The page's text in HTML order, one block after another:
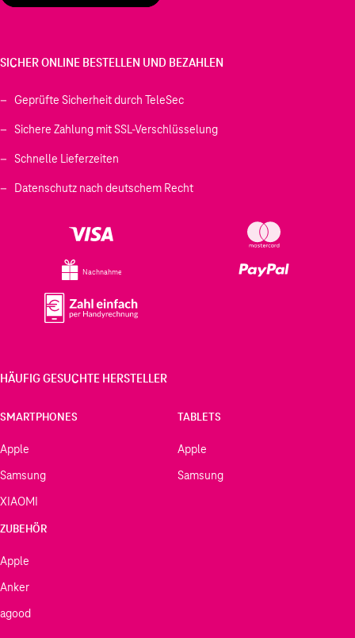
SICHER ONLINE BESTELLEN UND BEZAHLEN
Geprüfte Sicherheit durch TeleSec
Sichere Zahlung mit SSL-Verschlüsselung
Schnelle Lieferzeiten
Datenschutz nach deutschem Recht
Nachnahme
HÄUFIG GESUCHTE HERSTELLER
SMARTPHONES
Apple
Samsung
XIAOMI
TABLETS
Apple
Samsung
ZUBEHÖR
Apple
Anker
agood